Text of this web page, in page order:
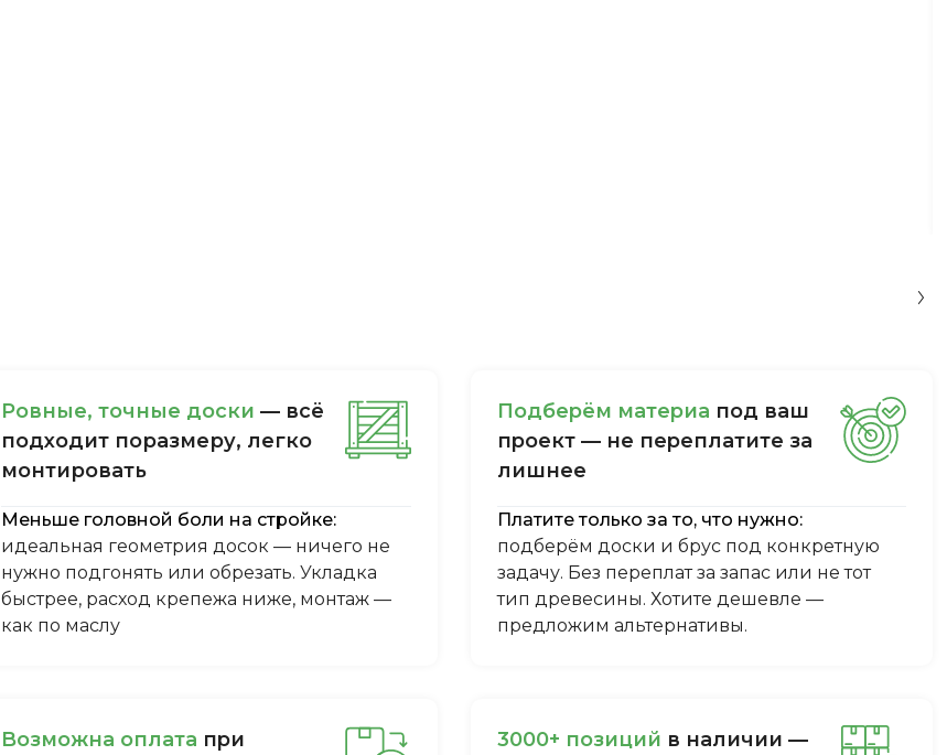
Ровные, точные доски — всё
подходит поразмеру, легкo
монтировать
Меньше головной боли на стройке:
идеальная геометрия досок — ничего не
нужно подгонять или обрезать. Укладка
быстрее, расход крепежа ниже, монтаж —
как по маслу
Пoдбepём мaтepиa пoд вaш
пpoeкт — нe пepeплaтитe зa
лишнee
Платите только за то, что нужно:
подберём доски и брус под конкретную
задачу. Без переплат за запас или не тот
тип древесины. Хотите дешевле —
предложим альтернативы.
Boзмoжнa oплaтa пpи
3000+ пoзиций в нaличии —